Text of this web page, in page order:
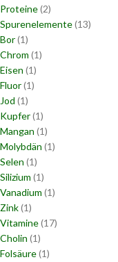
Proteine(2)
Spurenelemente(13)
Bor(1)
Chrom (1)
Eisen (1)
Fluor(1)
Jod (1)
Kupfer(1)
Mangan (1)
Molybdän (1)
Selen (1)
Silizium (1)
Vanadium (1)
Zink(1)
Vitamine(17)
Cholin (1)
Folsäure(1)